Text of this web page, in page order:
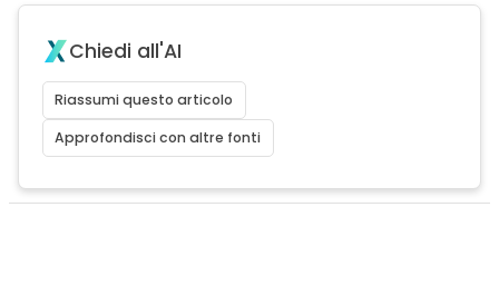
Chiedi all'AI
Riassumi questo articolo
Approfondisci con altre fonti